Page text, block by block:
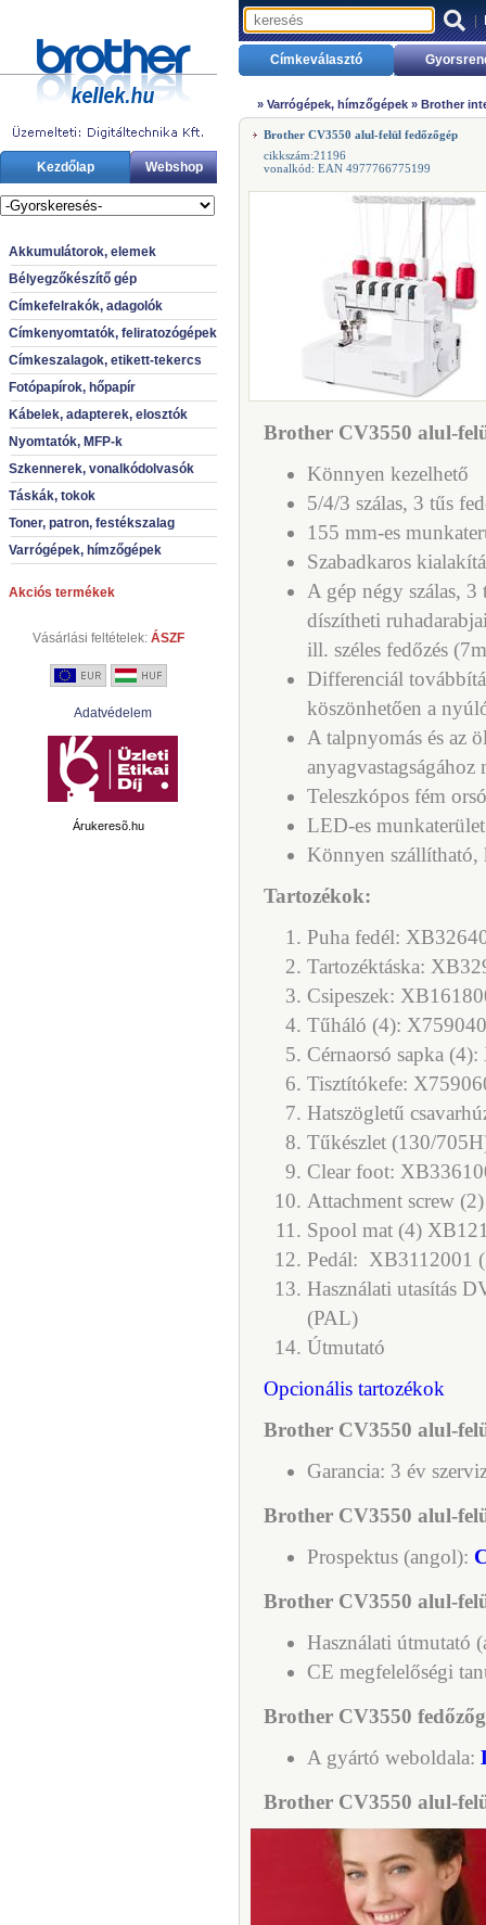
Kezdőlap Webshop
Akkumulátorok, elemek
Bélyegzőkészítő gép
Címkefelrakók, adagolók
Címkenyomtatók, feliratozógépek
Címkeszalagok, etikett-tekercs
Fotópapírok, hőpapír
Kábelek, adapterek, elosztók
Nyomtatók, MFP-k
Szkennerek, vonalkódolvasók
Táskák, tokok
Toner, patron, festékszalag
Varrógépek, hímzőgépek
Akciós termékek
Vásárlási feltételek: ÁSZF
Adatvédelem
Árukeresõ.hu
|
Címkeválasztó
» Varrógépek, hímzőgépek » Brother
Brother CV3550 alul-felül fedőzőgép
cikkszám:21196
vonalkód: EAN 4977766775199
Brother CV3550 alul-
Könnyen kezelhető
5/4/3 szálas, 3 tűs
155 mm-es
Szabadkaros
A gép négy szálas,
díszítheti
ill. széles fedőzés
Differenciál
köszönhetően a
A talpnyomás és az
anyagvastagságához
Teleszkópos fém
LED-es
Könnyen szállítható,
Tartozékok:
Puha fedél:
Tartozéktáska:
Csipeszek:
Tűháló (4):
Cérnaorsó sapka
Tisztítókefe:
Hatszögletű
Tűkészlet (130/
Clear foot:
Attachment screw
Spool mat (4)
Pedál: XB3112001
Használati utasítás
(PAL)
Útmutató
Opcionális tartozékok
Brother CV3550 alul-
Garancia: 3 év
Brother CV3550 alul-
Prospektus (angol):
Brother CV3550 alul-
Használati útmutató
CE megfelelőségi
Brother CV3550
A gyártó weboldala:
Brother CV3550 alul-